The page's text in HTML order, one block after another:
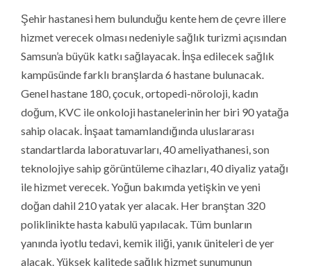
doğum, KVC ile onkoloji hastanelerinin her biri 90 yatağa
sahip olacak. İnşaat tamamlandığında uluslararası
standartlarda laboratuvarları, 40 ameliyathanesi, son
teknolojiye sahip görüntüleme cihazları, 40 diyaliz yatağı
ile hizmet verecek. Yoğun bakımda yetişkin ve yeni
doğan dahil 210 yatak yer alacak. Her branştan 320
poliklinikte hasta kabulü yapılacak. Tüm bunların
yanında iyotlu tedavi, kemik iliği, yanık üniteleri de yer
alacak. Yüksek kalitede sağlık hizmet sunumunun
gerçekleştirileceği tedavi üniteleri ile birlikte ambulans
helikopterlerin iniş ve kalkışına izin veren heliport alanı
ile acil durumlarda hastaların sevki çok daha hızlı
gerçekleştirilecek.